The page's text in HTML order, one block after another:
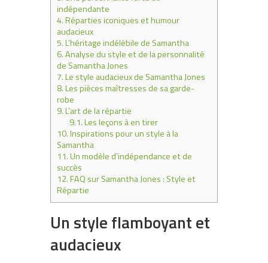
indépendante
4.Réparties iconiques et humour
audacieux
5.L’héritage indélébile de Samantha
6.Analyse du style et de la personnalité
de Samantha Jones
7.Le style audacieux de Samantha Jones
8.Les pièces maîtresses de sa garde-
robe
9.L’art de la répartie
9.1.Les leçons à en tirer
10.Inspirations pour un style à la
Samantha
11.Un modèle d’indépendance et de
succès
12.FAQ sur Samantha Jones : Style et
Répartie
Un style flamboyant et
audacieux